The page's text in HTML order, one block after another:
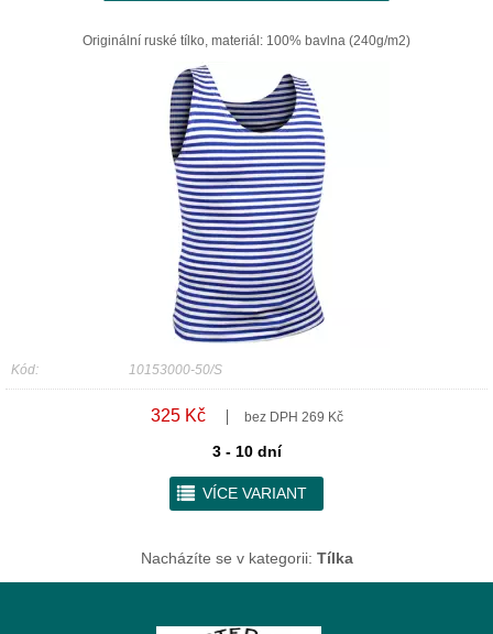
Originální ruské tílko, materiál: 100% bavlna (240g/m2)
Kód: 10153000-50/S
325 Kč bez DPH 269 Kč
3 - 10 dní
r VÍCE VARIANT
Nacházíte se v kategorii: Tílka